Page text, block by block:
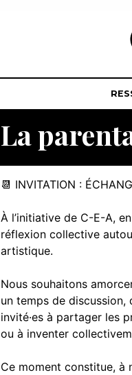
La
📆 INVITATION :
À l’initiative de C-E-A,
réflexion collective
artistique.
Nous souhaitons
un temps de discussion,
invité·es à partager les
ou à inventer
Ce moment constitue, à